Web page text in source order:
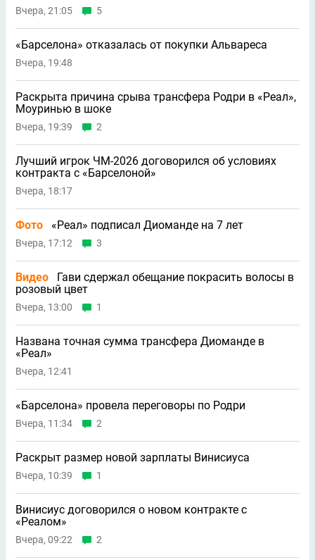
Вчера, 21:05 5
«Барселона» отказалась от покупки Альвареса
Вчера, 19:48
Раскрыта причина срыва трансфера Родри в «Реал»,
Моуринью в шоке
Вчера, 19:39 2
Лучший игрок ЧМ-2026 договорился об условиях
контракта с «Барселоной»
Вчера, 18:17
Фото «Реал» подписал Диоманде на 7 лет
Вчера, 17:12 3
Видео
Гави сдержал обещание покрасить волосы в
розовый цвет
Вчера, 13:00 1
Названа точная сумма трансфера Диоманде в
«Реал»
Вчера, 12:41
«Барселона» провела переговоры по Родри
Вчера, 11:34 2
Раскрыт размер новой зарплаты Винисиуса
Вчера, 10:39 1
Винисиус договорился о новом контракте с
«Реалом»
Вчера, 09:22 2